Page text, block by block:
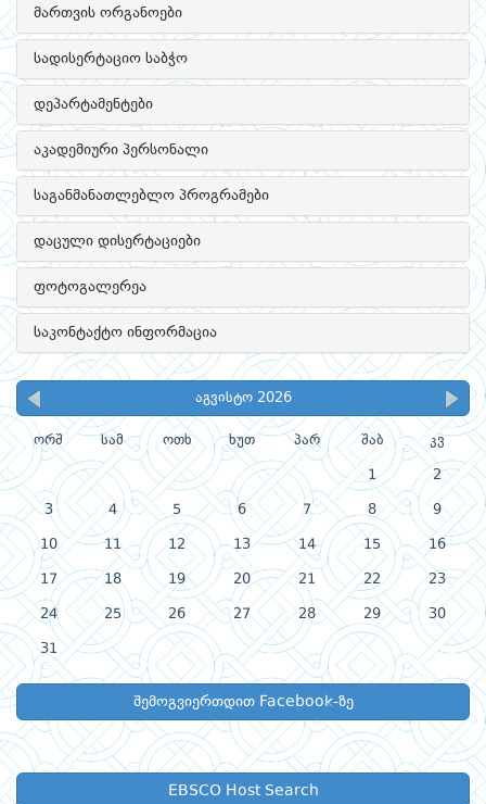
მართვის ორგანოები
სადისერტაციო საბჭო
დეპარტამენტები
აკადემიური პერსონალი
საგანმანათლებლო პროგრამები
დაცული დისერტაციები
ფოტოგალერეა
საკონტაქტო ინფორმაცია
აგვისტო 2026
ორშ სამ ოთხ ხუთ პარ შაბ კვ
1 2
3 4 5 6 7 8 9
10 11 12 13 14 15 16
17 18 19 20 21 22 23
24 25 26 27 28 29 30
31
შემოგვიერთდით Facebook-ზე
EBSCO Host Search